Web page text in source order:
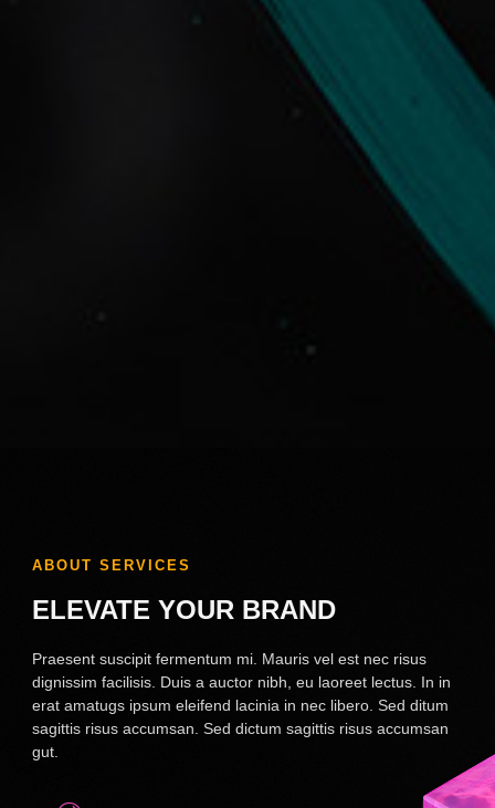
ABOUT SERVICES
ELEVATE YOUR BRAND
Praesent suscipit fermentum mi. Mauris vel est nec risus
dignissim facilisis. Duis a auctor nibh, eu laoreet lectus. In in
erat amatugs ipsum eleifend lacinia in nec libero. Sed ditum
sagittis risus accumsan. Sed dictum sagittis risus accumsan
gut.